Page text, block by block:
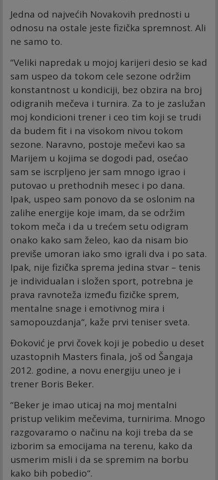
Jedna od najvećih Novakovih prednosti u
odnosu na ostale jeste fizička spremnost. Ali
ne samo to.
“Veliki napredak u mojoj karijeri desio se kad
sam uspeo da tokom cele sezone održim
konstantnost u kondiciji, bez obzira na broj
odigranih mečeva i turnira. Za to je zaslužan
moj kondicioni trener i ceo tim koji se trudi
da budem fit i na visokom nivou tokom
sezone. Naravno, postoje mečevi kao sa
Marijem u kojima se dogodi pad, osećao
sam se iscrpljeno jer sam mnogo igrao i
putovao u prethodnih mesec i po dana.
Ipak, uspeo sam ponovo da se oslonim na
zalihe energije koje imam, da se održim
tokom meča i da u trećem setu odigram
onako kako sam želeo, kao da nisam bio
previše umoran iako smo igrali dva i po sata.
Ipak, nije fizička sprema jedina stvar – tenis
je individualan i složen sport, potrebna je
prava ravnoteža između fizičke sprem,
mentalne snage i emotivnog mira i
samopouzdanja“, kaže prvi teniser sveta.
Đoković je prvi čovek koji je pobedio u deset
uzastopnih Masters finala, još od Šangaja
2012. godine, a novu energiju uneo je i
trener Boris Beker.
“Beker je imao uticaj na moj mentalni
pristup velikim mečevima, turnirima. Mnogo
razgovaramo o načinu na koji treba da se
izborim sa emocijama na terenu, kako da
usmerim misli i da se spremim na borbu
kako bih pobedio“.